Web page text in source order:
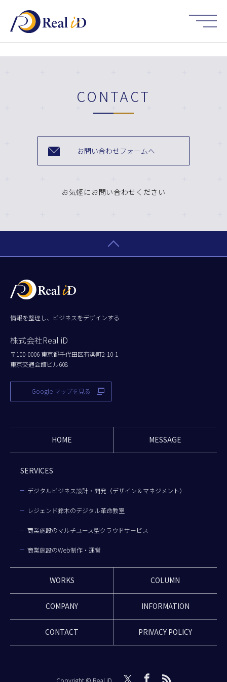
CONTACT
お問い合わせフォームへ
お気軽にお問い合わせください
情報を整理し、ビジネスをデザインする
株式会社Real iD
〒100-0006 東京都千代田区有楽町2-10-1
東京交通会館ビル608
Google マップを見る
HOME MESSAGE
SERVICES
デジタルビジネス設計・開発（デザイン＆マネジメント）
レジェンド鈴木のデジタル革命教室
商業施設のマルチユース型クラウドサービス
商業施設のWeb制作・運営
WORKS COLUMN
COMPANY INFORMATION
CONTACT PRIVACY POLICY
Copyright © Real iD